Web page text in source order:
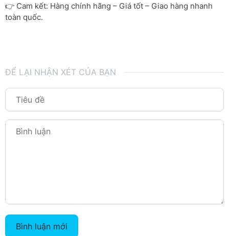
👉 Cam kết: Hàng chính hãng – Giá tốt – Giao hàng nhanh
toàn quốc.
ĐỂ LẠI NHẬN XÉT CỦA BẠN
Bình luận mới